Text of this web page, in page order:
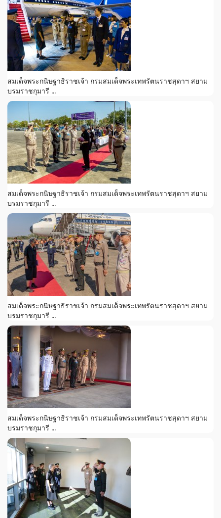
สมเด็จพระกนิษฐาธิราชเจ้า กรมสมเด็จพระเทพรัตนราชสุดาฯ สยาม
บรมราชกุมารี ...
สมเด็จพระกนิษฐาธิราชเจ้า กรมสมเด็จพระเทพรัตนราชสุดาฯ สยาม
บรมราชกุมารี ...
สมเด็จพระกนิษฐาธิราชเจ้า กรมสมเด็จพระเทพรัตนราชสุดาฯ สยาม
บรมราชกุมารี ...
สมเด็จพระกนิษฐาธิราชเจ้า กรมสมเด็จพระเทพรัตนราชสุดาฯ สยาม
บรมราชกุมารี ...